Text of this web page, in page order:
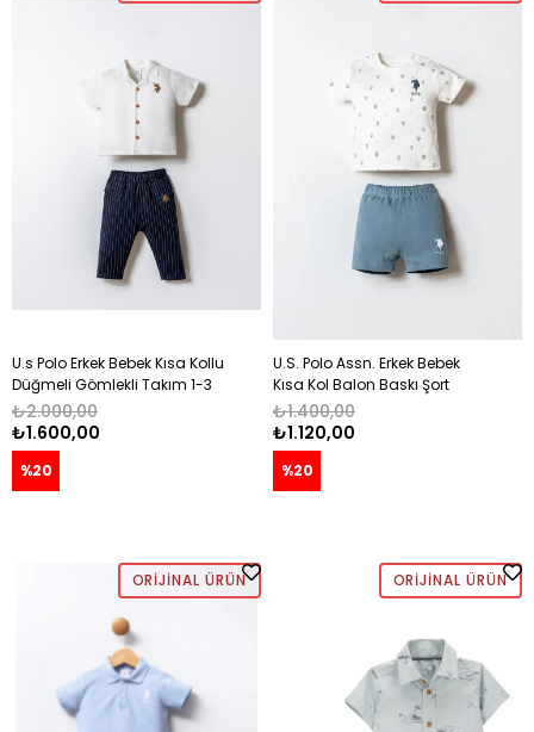
U.s Polo Erkek Bebek Kısa Kollu
Düğmeli Gömlekli Takım 1-3
Yaş BEJ
₺1.600,00
₺2.000,00
%20
U.S. Polo Assn. Erkek Bebek
Kısa Kol Balon Baskı Şort
Takım 6 Ay-3 Yaş BEYAZ
₺1.120,00
₺1.400,00
%20
ORIJINAL ÜRÜN ORIJINAL ÜRÜN